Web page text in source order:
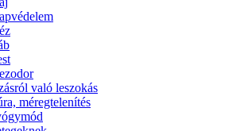
való leszokás
méregtelenítés